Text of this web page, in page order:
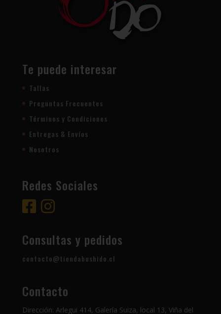
Te puede interesar
Tallas
Preguntas Frecuentes
Términos y Condiciones
Entregas & Envíos
Nosotros
Redes Sociales
Consultas y pedidos
contacto@tiendabushido.cl
Contacto
Dirección: Arlegui 414, Galería Suiza, local 13, Viña del